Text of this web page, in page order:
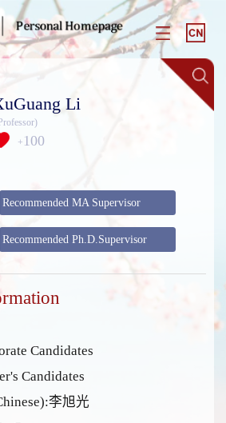
Li
+ 100
Recommended MA Supervisor
Recommended Ph.D.Supervisor
Candidates
Candidates
李旭光